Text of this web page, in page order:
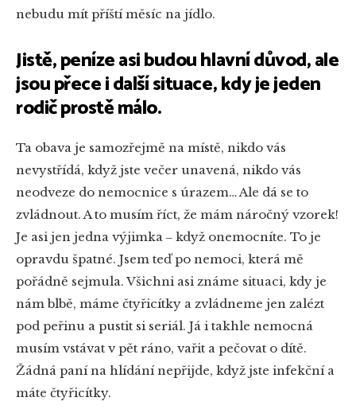
nebudu mít příští měsíc na jídlo.
Jistě, peníze asi budou hlavní důvod, ale
jsou přece i další situace, kdy je jeden
rodič prostě málo.
Ta obava je samozřejmě na místě, nikdo vás
nevystřídá, když jste večer unavená, nikdo vás
neodveze do nemocnice s úrazem… Ale dá se to
zvládnout. A to musím říct, že mám náročný vzorek!
Je asi jen jedna výjimka ‒ když onemocníte. To je
opravdu špatné. Jsem teď po nemoci, která mě
pořádně sejmula. Všichni asi známe situaci, kdy je
nám blbě, máme čtyřicítky a zvládneme jen zalézt
pod peřinu a pustit si seriál. Já i takhle nemocná
musím vstávat v pět ráno, vařit a pečovat o dítě.
Žádná paní na hlídání nepřijde, když jste infekční a
máte čtyřicítky.